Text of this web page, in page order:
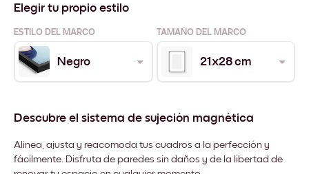
Elegir tu propio estilo
ESTILO DEL MARCO TAMAÑO DEL MARCO
Negro 21x28 cm
Descubre el sistema de sujeción magnética
Alinea, ajusta y reacomoda tus cuadros a la perfección y
fácilmente. Disfruta de paredes sin daños y de la libertad de